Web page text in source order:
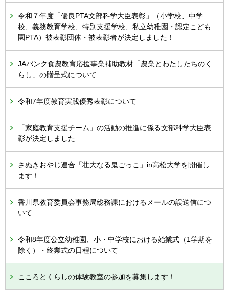
令和７年度「優良PTA文部科学大臣表彰」（小学校、中学
校、義務教育学校、特別支援学校、私立幼稚園・認定こども
園PTA）被表彰団体・被表彰者が決定しました！
JAバンク食農教育応援事業補助教材「農業とわたしたちのく
らし」の贈呈式について
令和7年度教育実践優秀表彰について
「家庭教育支援チーム」の活動の推進に係る文部科学大臣表
彰が決定しました
さぬきおやじ連合「壮大なる鬼ごっこ」in高松大学を開催し
ます！
香川県教育委員会事務局総務課におけるメールの誤送信につ
いて
令和8年度公立幼稚園、小・中学校における始業式（1学期を
除く）・終業式の日程について
こころとくらしの体験教室の参加を募集します！